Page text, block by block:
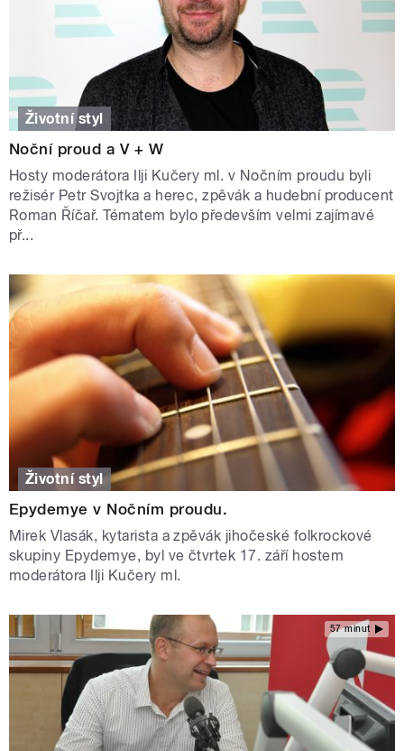
Životní styl
Noční proud a V + W
Hosty moderátora Ilji Kučery ml. v Nočním proudu byli
režisér Petr Svojtka a herec, zpěvák a hudební producent
Roman Říčař. Tématem bylo především velmi zajímavé
př...
Životní styl
Epydemye v Nočním proudu.
Mirek Vlasák, kytarista a zpěvák jihočeské folkrockové
skupiny Epydemye, byl ve čtvrtek 17. září hostem
moderátora Ilji Kučery ml.
57 minut